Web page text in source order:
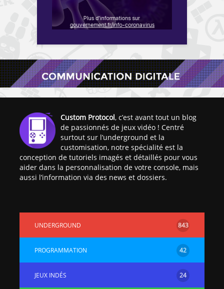
Custom Protocol, c’est avant tout un blog
de passionnés de jeux vidéo ! Centré
surtout sur l’underground et la
customisation, notre spécialité est la
conception de tutoriels imagés et détaillés pour vous
aider dans la personnalisation de votre console, mais
aussi l’information via des news et dossiers.
UNDERGROUND 843
PROGRAMMATION 42
JEUX INDÉS 24